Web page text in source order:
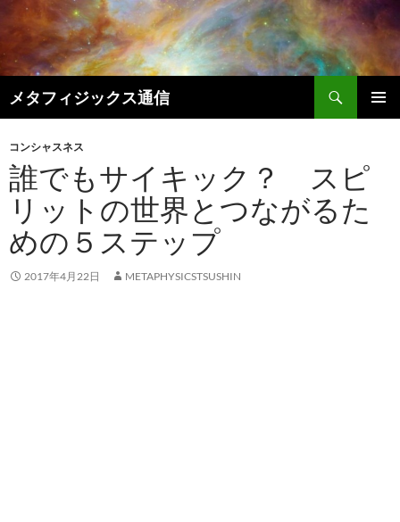
テ
ン
へ
キ
ッ
メタフィジックス通信
索
コンシャスネス
誰でもサイキック？ スピ
リットの世界とつながるた
めの５ステップ
2017年4月22日 METAPHYSICSTSUSHIN